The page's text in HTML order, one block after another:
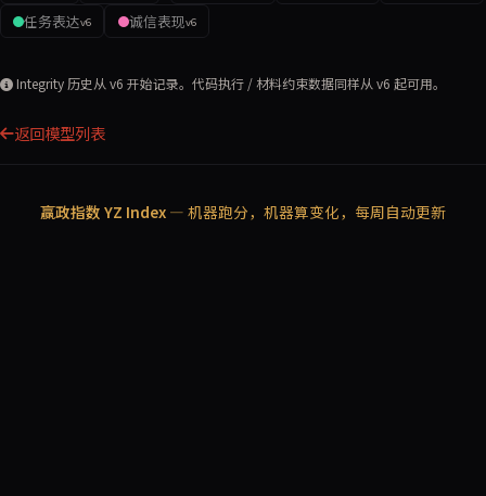
任务表达v6 诚信表现v6
Integrity 历史从 v6 开始记录。代码执行 / 材料约束数据同样从 v6 起可用。
返回模型列表
赢政指数 YZ Index — 机器跑分，机器算变化，每周自动更新